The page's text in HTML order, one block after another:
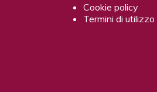
Cookie policy
Termini di utilizzo